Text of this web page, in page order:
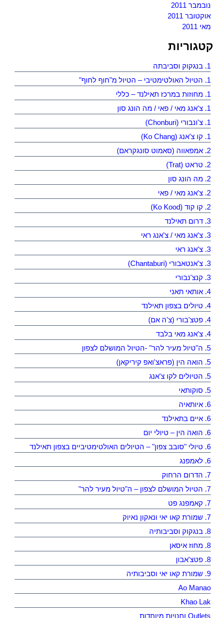
נובמבר 2011
אוקטובר 2011
מאי 2011
קטגוריות
1. בנגקוק וסביבתה
1. הטיול האולטימטיבי – הטיול מ"חוף לחוף"
1. מחוזות במרכז תאילנד – כללי
1. צ'אנג מאי / פאי / מה הונג סון
1. צ'ונבורי (Chonburi)
1. קו צ'אנג (Ko Chang)
2. אמפאווה (סאמוט סונגקראם)
2. טראט (Trat)
2. מה הונג סון
2. צ'אנג מאי / פאי
2. קו קוד (Ko Kood)
3. דרום תאילנד
3. צ'אנג מאי / צ'אנג ראי
3. צ'אנג ראי
3. צ'אנטאבורי (Chantaburi)
3. קנצ'נבורי
4. אותאי תאני
4. טיולים בצפון תאילנד
4. פטצ'בורי (צ'ה אם)
4. צ'אנג מאי בלבד
5. ה"טיול מעיר להר" -הטיול המושלם לצפון
5. הואה הין (פראצ'ואפ קיריקאן)
5. הטיולים לקו צ'אנג
5. סוקותאי
6. איותאיה
6. איים בתאילנד
6. הואה הין – טיולי יום
6. טיולי "סובב צפון" – הטיולים האולטימטיביים בצפון תאילנד
6. לאמפנג
7. הדרום הרחוק
7. הטיול המושלם לצפון – ה"טיול מעיר להר"
7. קאמפנג פט
7. שמורת קאו יאי ונאקון נאיוק
8. בנגקוק וסביבותיה
8. מחוז איסאן
8. פטצ'אבון
9. שמורת קאו יאי וסביבותיה
Ao Manao
Khao Lak
Outlets וחנויות מיוחדות